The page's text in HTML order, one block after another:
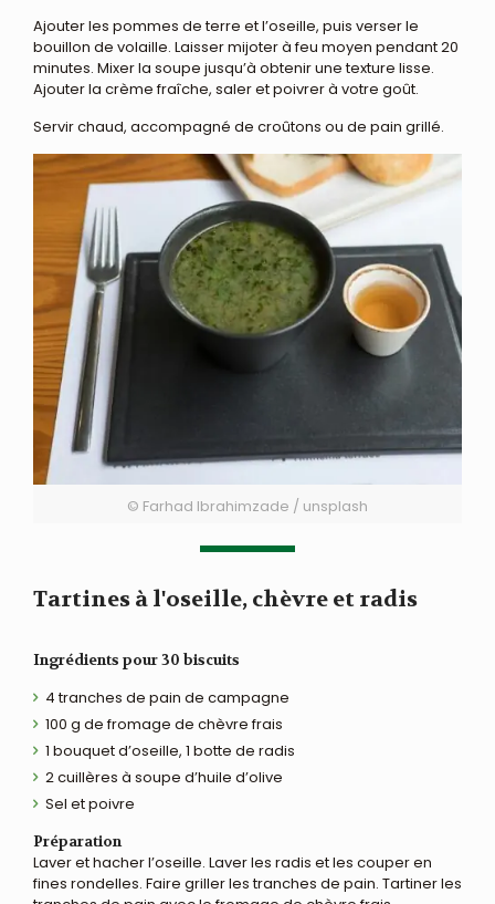
Ajouter les pommes de terre et l’oseille, puis verser le
bouillon de volaille. Laisser mijoter à feu moyen pendant 20
minutes. Mixer la soupe jusqu’à obtenir une texture lisse.
Ajouter la crème fraîche, saler et poivrer à votre goût.
Servir chaud, accompagné de croûtons ou de pain grillé.
© Farhad Ibrahimzade / unsplash
Tartines à l'oseille, chèvre et radis
Ingrédients pour 30 biscuits
4 tranches de pain de campagne
100 g de fromage de chèvre frais
1 bouquet d’oseille, 1 botte de radis
2 cuillères à soupe d’huile d’olive
Sel et poivre
Préparation
Laver et hacher l’oseille. Laver les radis et les couper en
fines rondelles. Faire griller les tranches de pain. Tartiner les